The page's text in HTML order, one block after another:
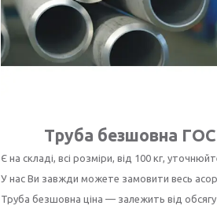
Труба безшовна
Є на складі, всі розміри, від 100 кг,
У нас Ви завжди можете замовити весь
Труба безшовна ціна — залежить від